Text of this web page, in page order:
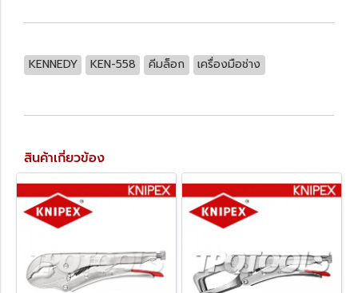
KENNEDY KEN-558 คีมล็อก เครื่องมือช่าง
สินค้าเกี่ยวข้อง